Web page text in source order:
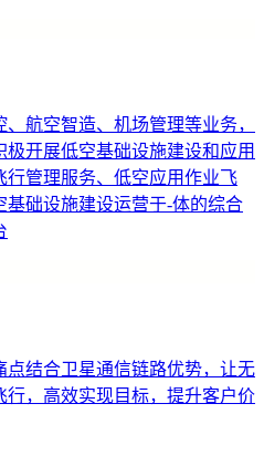
航空智造、机场管理等业务，
开展低空基础设施建设和应用
管理服务、低空应用作业飞
础设施建设运营于-体的综合
结合卫星通信链路优势，让无
，高效实现目标，提升客户价